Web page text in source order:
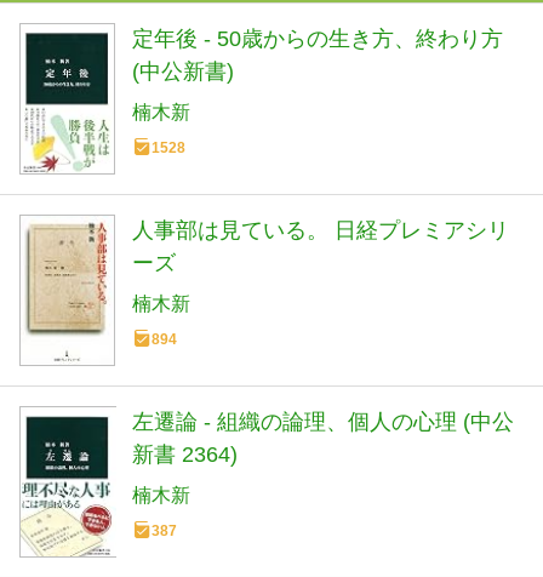
定年後 - 50歳からの生き方、終わり方
(中公新書)
楠木新
1528
人事部は見ている。 日経プレミアシリ
ーズ
楠木新
894
左遷論 - 組織の論理、個人の心理 (中公
新書 2364)
楠木新
387